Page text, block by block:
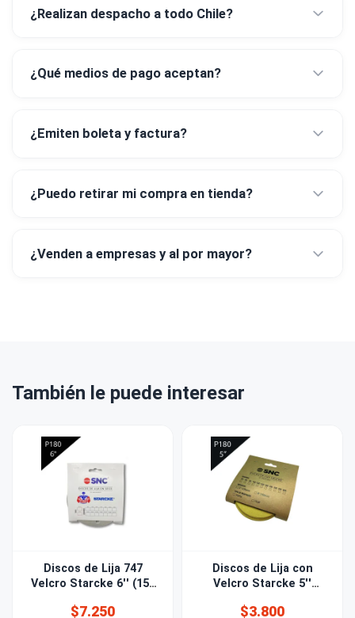
¿Realizan despacho a todo Chile?
¿Qué medios de pago aceptan?
¿Emiten boleta y factura?
¿Puedo retirar mi compra en tienda?
¿Venden a empresas y al por mayor?
También le puede interesar
Discos de Lija 747
Velcro Starcke 6'' (150
$7.250
Discos de Lija con
Velcro Starcke 5''
$3.800